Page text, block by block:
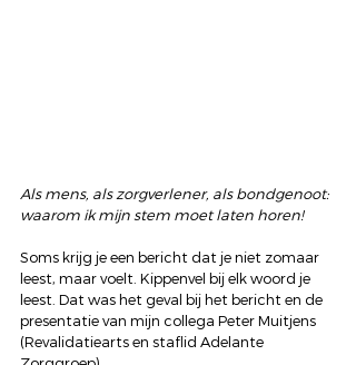
Als mens, als zorgverlener, als bondgenoot:
waarom ik mijn stem moet laten horen!
Soms krijg je een bericht dat je niet zomaar
leest, maar voelt. Kippenvel bij elk woord je
leest. Dat was het geval bij het bericht en de
presentatie van mijn collega Peter Muitjens
(Revalidatiearts en staflid Adelante